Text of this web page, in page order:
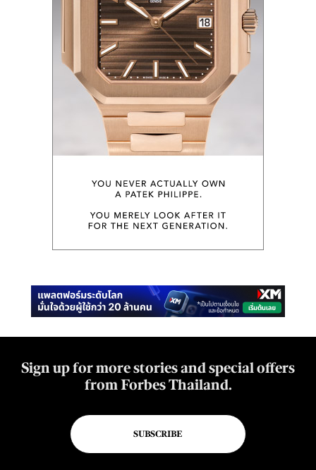
Sign up for more stories and special offers
from Forbes Thailand.
SUBSCRIBE